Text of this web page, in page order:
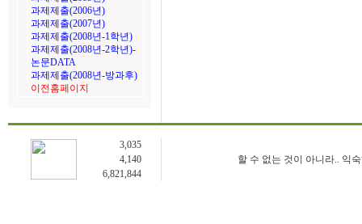
3,035
4,140
6,821,844
할 수 없는 것이 아니라.. 익